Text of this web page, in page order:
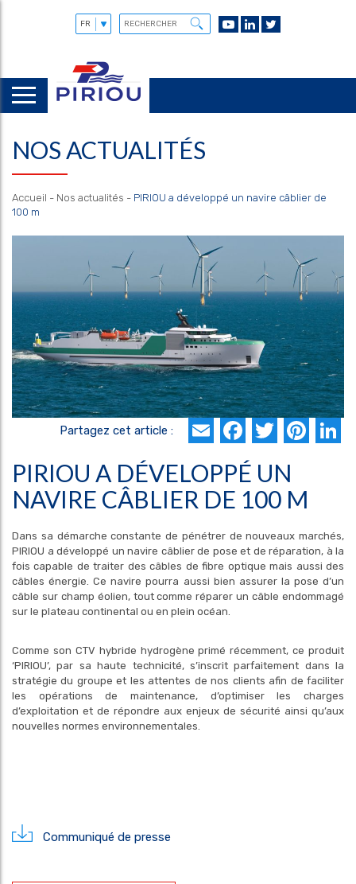
NOS ACTUALITÉS
Accueil - Nos actualités - PIRIOU a développé un navire câblier de
100 m
Partagez cet article : Email
PIRIOU A DÉVELOPPÉ UN
NAVIRE CÂBLIER DE 100 M
Dans sa démarche constante de pénétrer de nouveaux marchés,
PIRIOU a développé un navire câblier de pose et de réparation, à la
fois capable de traiter des câbles de fibre optique mais aussi des
câbles énergie. Ce navire pourra aussi bien assurer la pose d’un
câble sur champ éolien, tout comme réparer un câble endommagé
sur le plateau continental ou en plein océan.
Comme son CTV hybride hydrogène primé récemment, ce produit
‘PIRIOU’, par sa haute technicité, s’inscrit parfaitement dans la
stratégie du groupe et les attentes de nos clients afin de faciliter
les opérations de maintenance, d’optimiser les charges
d’exploitation et de répondre aux enjeux de sécurité ainsi qu’aux
nouvelles normes environnementales.
Communiqué de presse